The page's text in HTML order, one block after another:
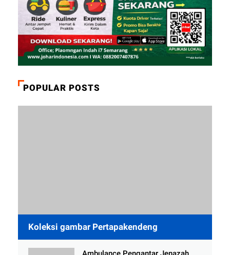
POPULAR POSTS
Koleksi gambar Pertapakendeng